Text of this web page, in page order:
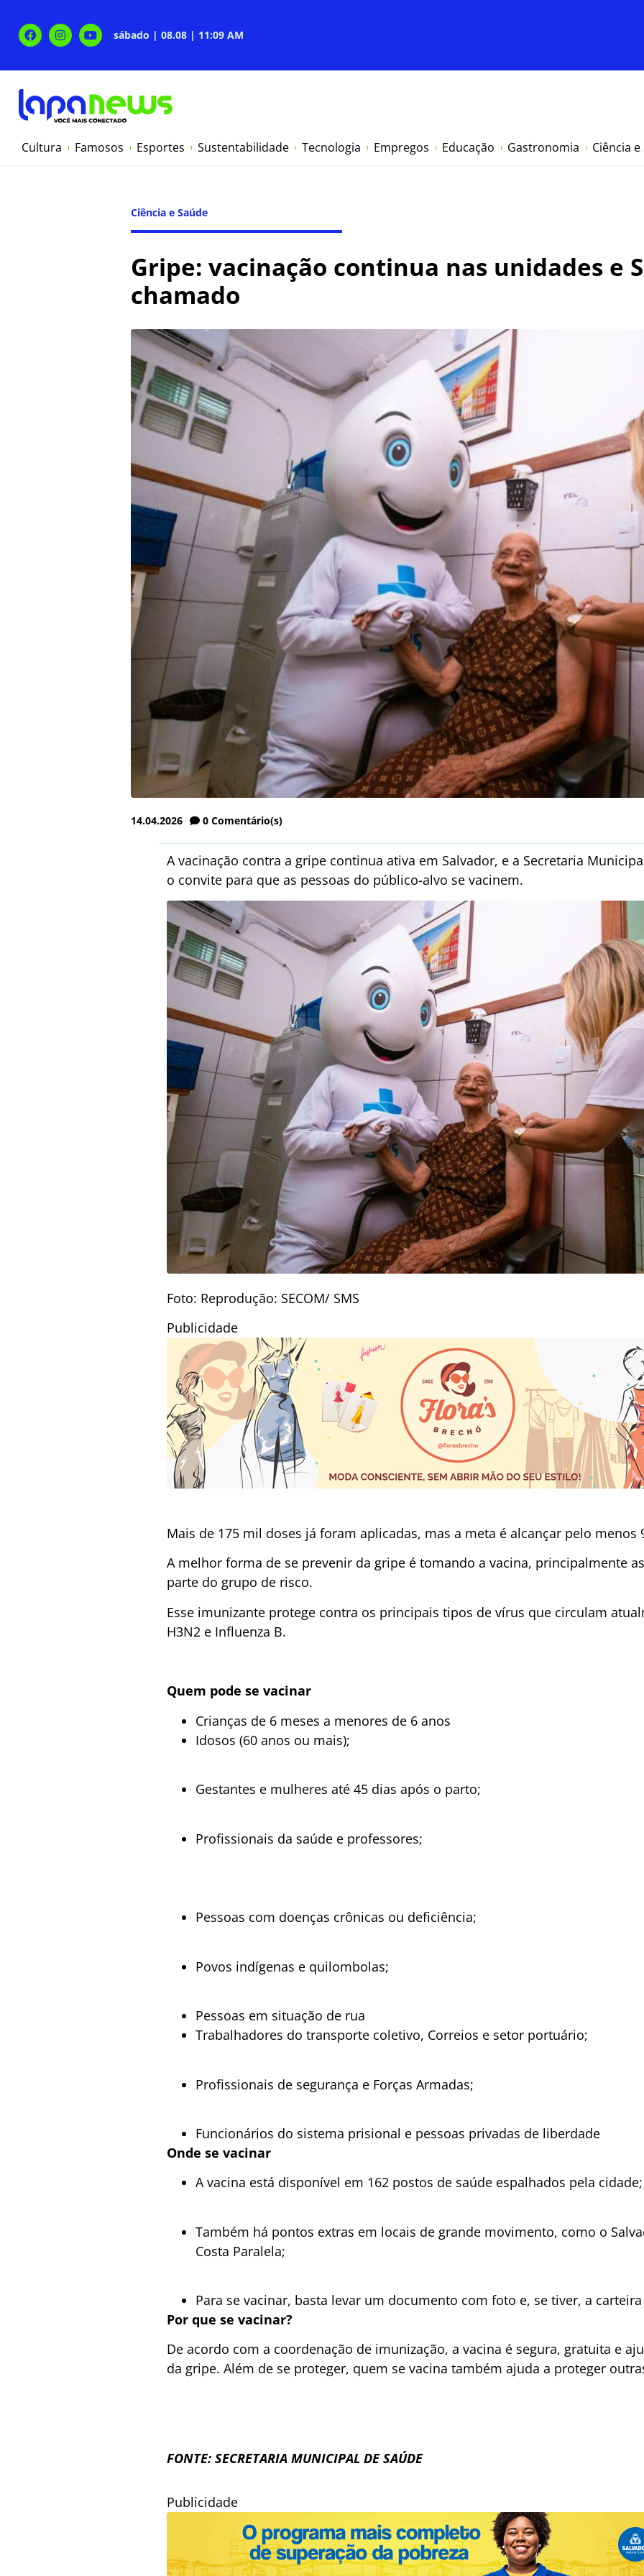
sábado | 08.08 | 11:09 AM
Cultura Famosos Esportes Sustentabilidade Tecnologia Empregos Educação Gastronomia Ciência
Ciência e Saúde
Gripe: vacinação continua nas unidades e
chamado
14.04.2026 0 Comentário(s)
A vacinação contra a gripe continua ativa em Salvador, e a Secretaria
o convite para que as pessoas do público-alvo se vacinem.
Foto: Reprodução: SECOM/ SMS
Publicidade
Mais de 175 mil doses já foram aplicadas, mas a meta é alcançar pelo menos
A melhor forma de se prevenir da gripe é tomando a vacina, principalmente
parte do grupo de risco.
Esse imunizante protege contra os principais tipos de vírus que circulam
H3N2 e Influenza B.
Quem pode se vacinar
Crianças de 6 meses a menores de 6 anos
Idosos (60 anos ou mais);
Gestantes e mulheres até 45 dias após o parto;
Profissionais da saúde e professores;
Pessoas com doenças crônicas ou deficiência;
Povos indígenas e quilombolas;
Pessoas em situação de rua
Trabalhadores do transporte coletivo, Correios e setor portuário;
Profissionais de segurança e Forças Armadas;
Funcionários do sistema prisional e pessoas privadas de liberdade
Onde se vacinar
A vacina está disponível em 162 postos de saúde espalhados pela cidade;
Também há pontos extras em locais de grande movimento, como o
Costa Paralela;
Para se vacinar, basta levar um documento com foto e, se tiver, a
Por que se vacinar?
De acordo com a coordenação de imunização, a vacina é segura, gratuita e
da gripe. Além de se proteger, quem se vacina também ajuda a proteger
FONTE: SECRETARIA MUNICIPAL DE SAÚDE
Publicidade